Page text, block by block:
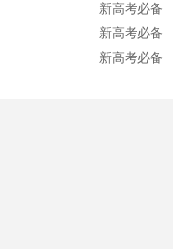
新高考必备
新高考必备
新高考必备